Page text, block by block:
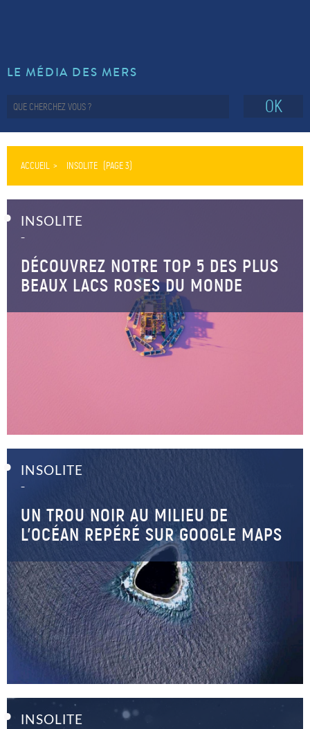
LE MÉDIA DES MERS
OK
ACCUEIL INSOLITE (PAGE 3)
INSOLITE
–
DÉCOUVREZ NOTRE TOP 5 DES PLUS
BEAUX LACS ROSES DU MONDE
INSOLITE
–
UN TROU NOIR AU MILIEU DE
L’OCÉAN REPÉRÉ SUR GOOGLE MAPS
INSOLITE